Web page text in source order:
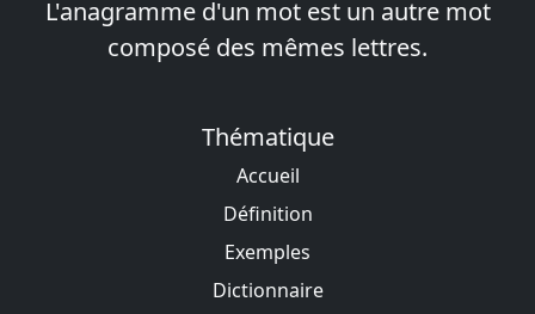
L'anagramme d'un mot est un autre mot
composé des mêmes lettres.
Thématique
Accueil
Définition
Exemples
Dictionnaire